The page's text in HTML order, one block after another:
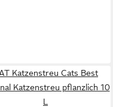
Katzenstreu Cats Best
Katzenstreu pflanzlich 10
L